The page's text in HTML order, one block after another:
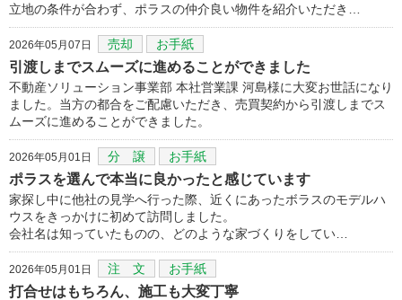
立地の条件が合わず、ポラスの仲介良い物件を紹介いただき…
2026年05月07日 売却 お手紙
引渡しまでスムーズに進めることができました
不動産ソリューション事業部 本社営業課 河島様に大変お世話になり
ました。当方の都合をご配慮いただき、売買契約から引渡しまでス
ムーズに進めることができました。
2026年05月01日 分 譲 お手紙
ポラスを選んで本当に良かったと感じています
家探し中に他社の見学へ行った際、近くにあったボラスのモデルハ
ウスをきっかけに初めて訪問しました。
会社名は知っていたものの、どのような家づくりをしてい…
2026年05月01日 注 文 お手紙
打合せはもちろん、施工も大変丁寧